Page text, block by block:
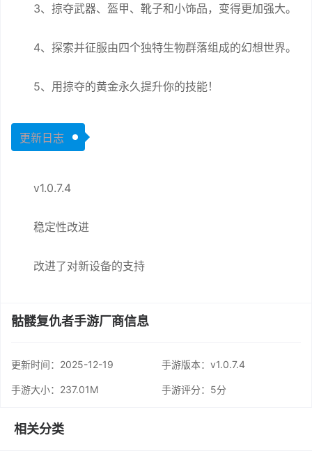
3、掠夺武器、盔甲、靴子和小饰品，变得更加强大。
4、探索并征服由四个独特生物群落组成的幻想世界。
5、用掠夺的黄金永久提升你的技能！
更新日志
v1.0.7.4
稳定性改进
改进了对新设备的支持
骷髅复仇者手游厂商信息
更新时间： 2025-12-19 手游版本：v1.0.7.4
手游大小：237.01M 手游评分： 5分
相关分类